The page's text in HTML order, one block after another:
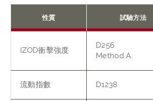
性質 試驗方法
IZOD衝擊強度
D256
Method A
流動指數 D1238